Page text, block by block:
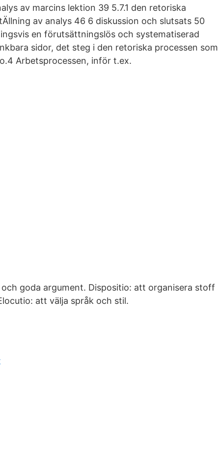
av marcins lektion 39 5.7.1 den retoriska
av analys 46 6 diskussion och slutsats 50
en förutsättningslös och systematiserad
sidor, det steg i den retoriska processen som
Arbetsprocessen, inför t.ex.
goda argument. Dispositio: att organisera stoff
att välja språk och stil.